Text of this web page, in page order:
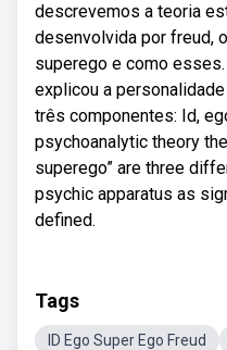
descrevemos a teoria
desenvolvida por freud,
superego e como
explicou a
três componentes: Id,
psychoanalytic theory
superego” are three
psychic apparatus as
defined.
Tags
ID Ego Super Ego Freud